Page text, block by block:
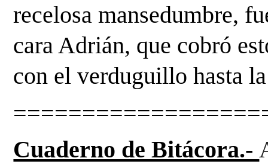
recelosa mansedumbre,
cara Adrián, que cobró
con el verduguillo hasta
Cuaderno de Bitácora.-